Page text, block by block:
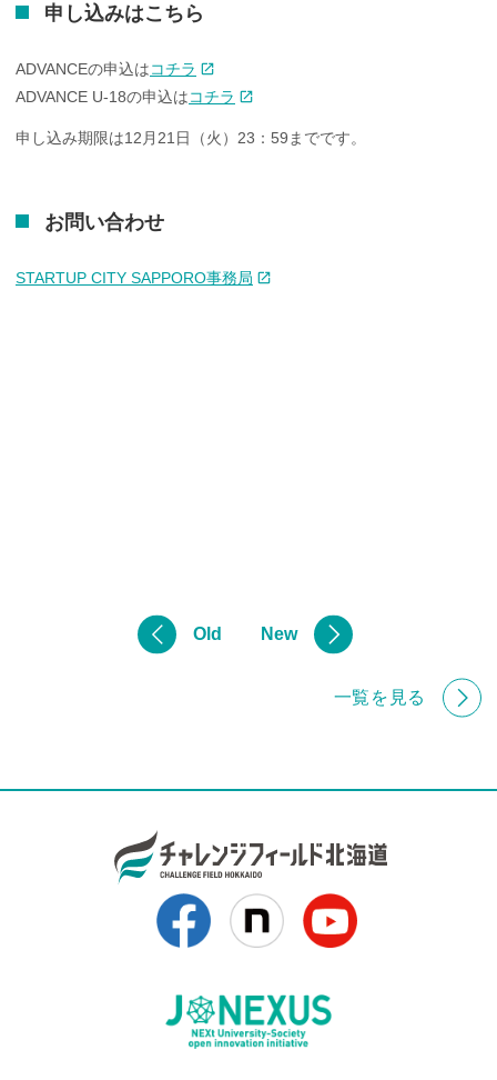
申し込みはこちら
ADVANCEの申込はコチラ
ADVANCE U-18の申込はコチラ
申し込み期限は12月21日（火）23：59までです。
お問い合わせ
STARTUP CITY SAPPORO事務局
稿
Old New
一覧を見る